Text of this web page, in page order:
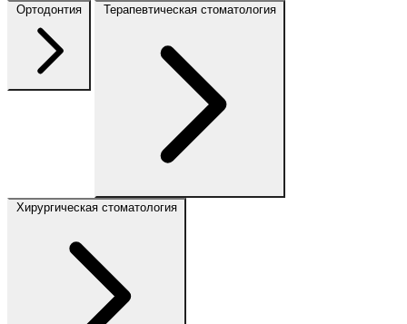
Ортодонтия Терапевтическая стоматология
Хирургическая стоматология